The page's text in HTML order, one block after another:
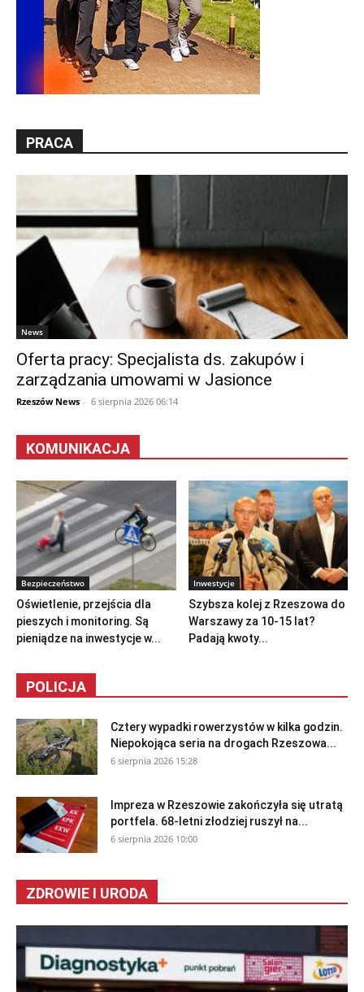
PRACA
News
Oferta pracy: Specjalista ds. zakupów i
zarządzania umowami w Jasionce
Rzeszów News - 6 sierpnia 2026 06:14
KOMUNIKACJA
Bezpieczeństwo
Oświetlenie, przejścia dla
pieszych i monitoring. Są
pieniądze na inwestycje w...
Inwestycje
Szybsza kolej z Rzeszowa do
Warszawy za 10-15 lat?
Padają kwoty...
POLICJA
Cztery wypadki rowerzystów w kilka godzin.
Niepokojąca seria na drogach Rzeszowa...
6 sierpnia 2026 15:28
Impreza w Rzeszowie zakończyła się utratą
portfela. 68-letni złodziej ruszył na...
6 sierpnia 2026 10:00
ZDROWIE I URODA